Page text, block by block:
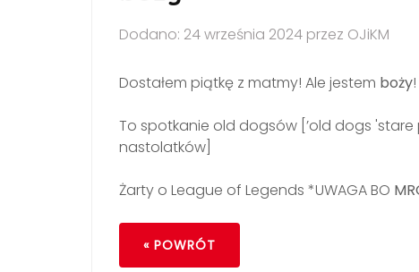
Dodano: 24 września 2024 przez OJiKM
Dostałem piątkę z matmy! Ale jestem boży!
To spotkanie old dogsów [’old dogs 'stare
nastolatków]
Żarty o League of Legends *UWAGA BO
« POWRÓT